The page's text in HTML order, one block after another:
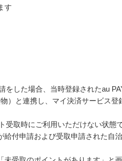
す
をした場合、当時登録されたau
）と連携し、マイ決済サービス登
受取時にご利用いただけない状態
給付申請および受取申請された自